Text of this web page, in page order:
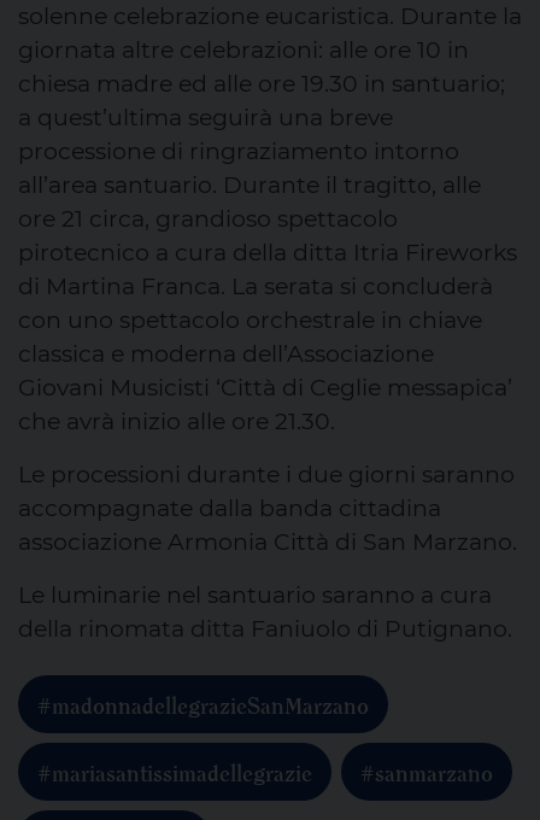
solenne celebrazione eucaristica. Durante la
giornata altre celebrazioni: alle ore 10 in
chiesa madre ed alle ore 19.30 in santuario;
a quest’ultima seguirà una breve
processione di ringraziamento intorno
all’area santuario. Durante il tragitto, alle
ore 21 circa, grandioso spettacolo
pirotecnico a cura della ditta Itria Fireworks
di Martina Franca. La serata si concluderà
con uno spettacolo orchestrale in chiave
classica e moderna dell’Associazione
Giovani Musicisti ‘Città di Ceglie messapica’
che avrà inizio alle ore 21.30.
Le processioni durante i due giorni saranno
accompagnate dalla banda cittadina
associazione Armonia Città di San Marzano.
Le luminarie nel santuario saranno a cura
della rinomata ditta Faniuolo di Putignano.
#madonnadellegrazieSanMarzano
#mariasantissimadellegrazie #sanmarzano